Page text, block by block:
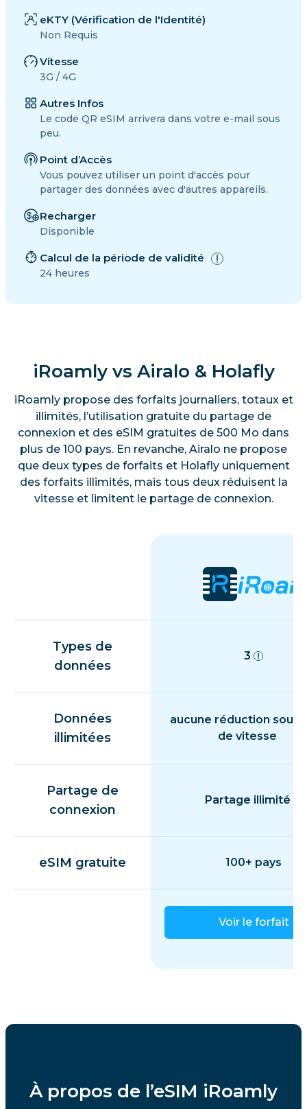
eKTY (Vérification de l'Identité)
Non Requis
Vitesse
3G / 4G
Autres Infos
Le code QR eSIM arrivera dans votre e-mail sous
peu.
Point d’Accès
Vous pouvez utiliser un point d'accès pour
partager des données avec d'autres appareils.
Recharger
Disponible
Calcul de la période de validité
24 heures
iRoamly vs Airalo & Holafly
iRoamly propose des forfaits journaliers, totaux et
illimités, l’utilisation gratuite du partage de
connexion et des eSIM gratuites de 500 Mo dans
plus de 100 pays. En revanche, Airalo ne propose
que deux types de forfaits et Holafly uniquement
des forfaits illimités, mais tous deux réduisent la
vitesse et limitent le partage de connexion.
Types de
données
3
Données
illimitées
aucune réduction
de vitesse
Partage de
connexion
Partage illimité
eSIM gratuite 100+ pays
Voir le forfait
À propos de l’eSIM iRoamly